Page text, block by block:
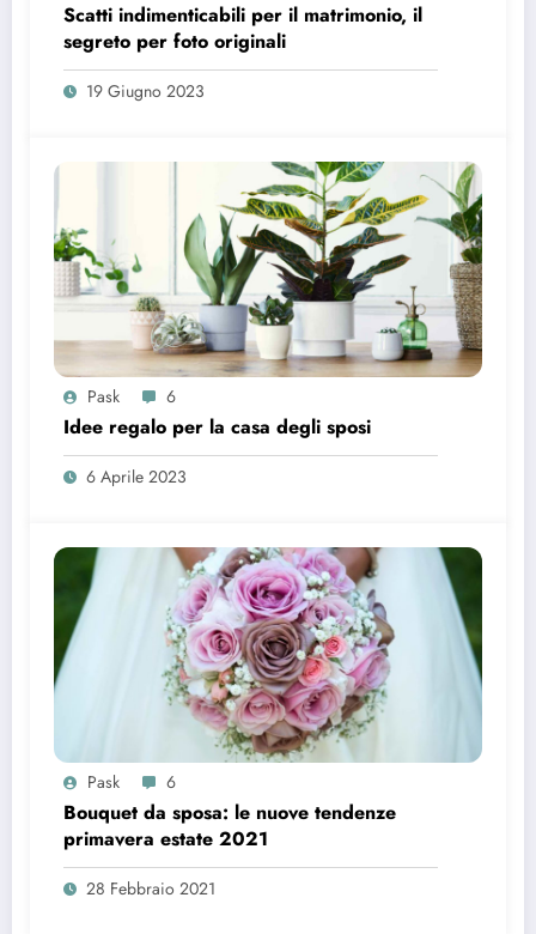
Scatti indimenticabili per il matrimonio, il
segreto per foto originali
19 Giugno 2023
Pask 6
Idee regalo per la casa degli sposi
6 Aprile 2023
Pask 6
Bouquet da sposa: le nuove tendenze
primavera estate 2021
28 Febbraio 2021